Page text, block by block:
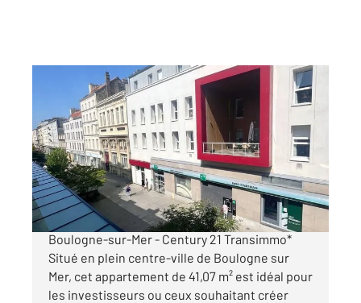
BOULOGNE SUR MER 62
41,07 m2, 2 pièces
Ref : 18495
Appartement F2 à vendre
91 000 €
*À vendre : Appartement au cœur de
Boulogne-sur-Mer - Century 21 Transimmo*
Situé en plein centre-ville de Boulogne sur
Mer, cet appartement de 41,07 m² est idéal pour
les investisseurs ou ceux souhaitant créer